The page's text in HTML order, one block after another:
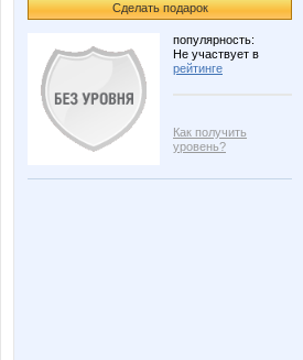
Сделать подарок
популярность:
Не участвует в
рейтинге
Как получить
уровень?